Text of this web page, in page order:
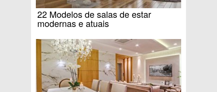
22 Modelos de salas de estar
modernas e atuais